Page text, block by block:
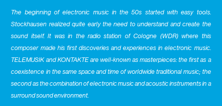
The beginning of electronic music in the 50s started with easy tools.
Stockhausen realized quite early the need to understand and create the
sound itself. It was in the radio station of Cologne (WDR) where this
composer made his first discoveries and experiences in electronic music.
TELEMUSIK and KONTAKTE are well-known as masterpieces: the first as a
coexistence in the same space and time of worldwide traditional music; the
second as the combination of electronic music and acoustic instruments in a
surround sound environment.